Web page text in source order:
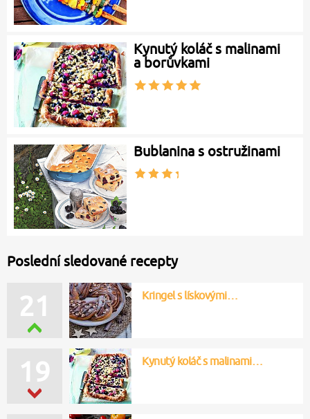
Kynutý koláč s malinami
a borůvkami
Bublanina s ostružinami
Poslední sledované recepty
19 Kynutý koláč s malinami…
21 Kringel s lískovými…